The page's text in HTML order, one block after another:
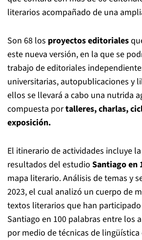
literarios acompañado de una
Son 68 los proyectos editoriales
este nueva versión, en la que se
trabajo de editoriales
universitarias, autopublicaciones y
ellos se llevará a cabo una nutrida
compuesta portalleres, charlas,
exposición.
El itinerario de actividades incluye
resultados del estudio Santiago en
mapa literario. Análisis de temas y
2023, el cual analizó un cuerpo de
textos literarios que han
Santiago en 100 palabras entre los
por medio de técnicas de